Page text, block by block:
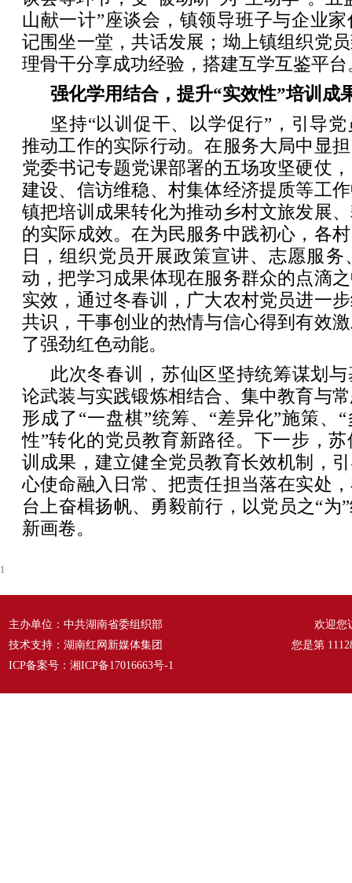
山献一计”座谈会，镇领导班子与企业
记围坐一堂，共话发展；坳上镇组织党
理骨干分享成功经验，搭建互学互鉴平台
强化学用结合，提升“实效性”培训成
坚持“以训促干、以学促行”，引导
推动工作的实际行动。在服务大局中显
党委书记专题党课部署的五场攻坚硬仗
建设、信访维稳、村集体经济提质等工
镇把培训成果转化为推动乡村文旅发展
的实际成效。在为民服务中践初心，各
日，组织党员开展政策宣讲、志愿服
动，把学习成果体现在服务群众的点滴
实效，通过冬春训，广大农村党员进一
共识，干事创业的热情与信心得到有效
了强劲红色动能。
此次冬春训，苏仙区坚持统筹谋划
论武装与实践锻炼相结合、集中教育与
形成了“一盘棋”统筹、“差异化”施策、
性”转化的党员教育新路径。下一步，
训成果，建立健全党员教育长效机制，
心使命融入日常、把责任担当落在实处
台上奋楫扬帆、勇毅前行，以党员之“为
新画卷。
1
主办单位：中共湖南省委组织部
技术支持：湖南红网新媒体集团
ICP备案号： 湘ICP备17016663号-1
欢迎您
您是第